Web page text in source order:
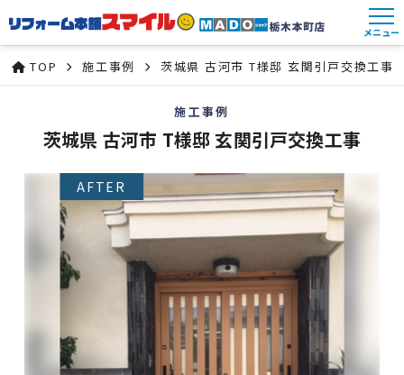
メニュー
TOP 施工事例 茨城県 古河市 T様邸 玄関引戸交換工事
施工事例
茨城県 古河市 T様邸 玄関引戸交換工事